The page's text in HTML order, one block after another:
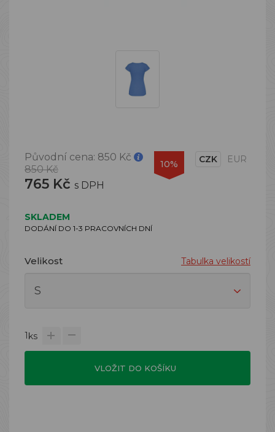
Původní cena: 850 Kč
850 Kč
765 Kč s DPH
10% CZK EUR
SKLADEM
DODÁNÍ DO 1-3 PRACOVNÍCH DNÍ
Velikost Tabulka velikostí
1ks
VLOŽIT DO KOŠÍKU